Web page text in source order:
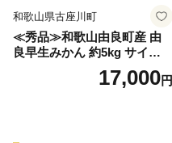
和歌山県古座川町
≪秀品≫和歌山由良町産 由
良早生みかん 約5kg サイズお
まかせ【sml106C】17,000円